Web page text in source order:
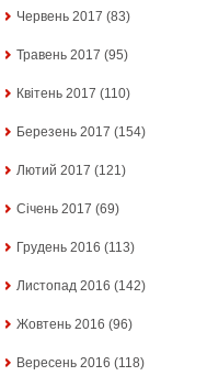
Червень 2017 (83)
Травень 2017 (95)
Квітень 2017 (110)
Березень 2017 (154)
Лютий 2017 (121)
Січень 2017 (69)
Грудень 2016 (113)
Листопад 2016 (142)
Жовтень 2016 (96)
Вересень 2016 (118)